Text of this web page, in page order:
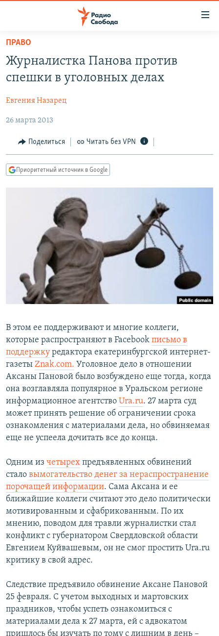
упрощенного
доступа
основному
Вернутся
главной
навигации
Вернутся
ПОДКАСТЫ
АВТОРСКИЕ ПРОЕКТЫ
ЦИТАТЫ СВОБОДЫ
МНЕНИЯ
КУЛЬТУРА
IDEL.РЕАЛИИ
КАВКАЗ.РЕАЛИИ
СИБИРЬ.РЕАЛИИ
РАСПИСАНИЕ ВЕЩАНИЯ
ПОДПИШИТЕСЬ НА РАССЫЛКУ
СОЦИАЛЬНЫЕ СЕТИ
Все сайты РСЕ/РС
ПРАВО
Журналистка Панова против
спешки в уголовных делах
Евгения Назарец
26 марта 2013
Поделиться Читать без VPN
Приоритетный источник в Google
В этом ее поддерживают и многие коллеги,
которые распространяют в Facebook письмо в
поддержку редактора екатеринбургской интернет-
газеты Znak.com. Уголовное дело в отношении
Аксаны Пановой было возбуждено еще тогда, когда
она возглавляла популярное в Уральском регионе
информационное агентство Ura.ru. 27 марта суд
может принять решение об ограничении срока
ознакомления с материалами дела, но обвиняемая
еще не успеела дочитать все до конца.
Одним из четырех предъявленных обвинений
стало вымогательство денег за нераспространение
порочащей информации. Сама Аксана и ее
ближайшие коллеги считают это дело политически
мотивированным и сфабрикованным. По их
мнению, поводом для травли журналистки стал
конфликт с губернатором Свердловской области
Евгением Куйвашевым, он не смог простить Ura.ru
критику в свой адрес.
Следствие предъявило обвинение Аксане Пановой
25 февраля. С учетом выходных и мартовских
праздников, чтобы успеть ознакомиться с
материалами дела к 27 марта, ей с адвокатом
пришлось бы изучать по тому с лишним в день –